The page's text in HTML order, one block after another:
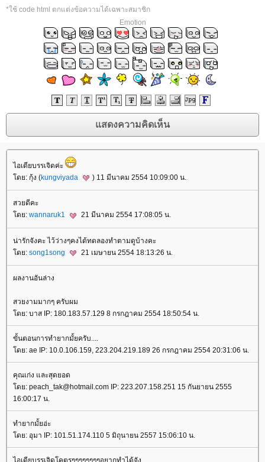
*ใช้ code html ตกแต่งข้อความได้เฉพาะสมาชิก
Emotion
ไอเดียบรรเจิดค่ะ
ดย: กุ้ง (kungviyada ) 11 มีนาคม 2554 10:09:00 น.
สวยดีคะ
ดย: wannaruk1 21 มีนาคม 2554 17:08:05 น.
น่ารักจังคะ ไว้ว่างๆคงได้ทดลองทำตามดูบ้างคะ
ดย: song1song 21 เมษายน 2554 18:13:26 น.
ผลงานอันล่าง
สวยงามมากๆ ครับผม
ดย: บาส IP: 180.183.57.129 8 กรกฎาคม 2554 18:50:54 น.
ขั้นตอนการทำยากมั้ยครับ....
ดย: ae IP: 10.0.106.159, 223.204.219.189 26 กรกฎาคม 2554 20:31:06 น.
คุณเก่ง และสุดยอด
ดย: peach_tak@hotmail.com IP: 223.207.158.251 15 กันยายน 2555
16:00:17 น.
ทำยากมั้ยอ่ะ
ดย: อุมา IP: 101.51.174.110 5 มิถุนายน 2557 15:06:10 น.
ไอเดียบรรเจิดโคตรๆๆๆๆๆๆๆๆอยากทำได้จัง